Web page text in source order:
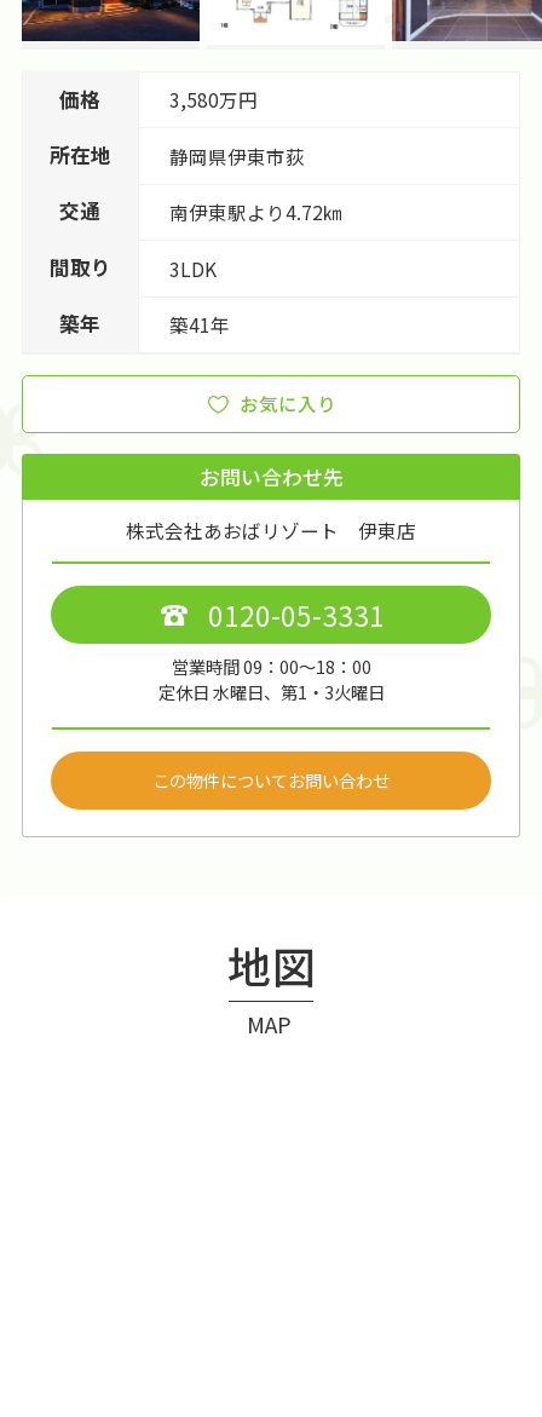
価格 3,580万円
所在地 静岡県伊東市荻
交通 南伊東駅より4.72㎞
間取り 3LDK
築年 築41年
お気に入り
お問い合わせ先
株式会社あおばリゾート 伊東店
0120-05-3331
営業時間 09：00～18：00
定休日 水曜日、第1・3火曜日
この物件についてお問い合わせ
地図
MAP